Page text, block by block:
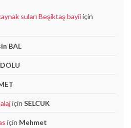
suları Beşiktaş bayiiiçin
BAL
için SELCUK
için Mehmet